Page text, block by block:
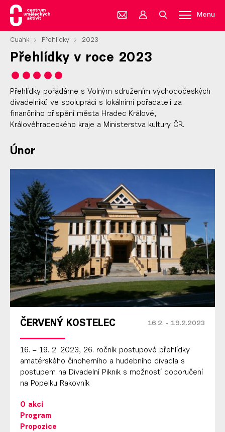
Menu
Cuahk Přehlídky 2023
Přehlídky v roce 2023
Přehlídky pořádáme s Volným sdružením východočeských
divadelníků ve spolupráci s lokálními pořadateli za
finančního přispění města Hradec Králové,
Královéhradeckého kraje a Ministerstva kultury ČR.
Únor
ČERVENÝ KOSTELEC 16.2. - 19.2.2023
16. – 19. 2. 2023, 26. ročník postupové přehlídky
amatérského činoherního a hudebního divadla s
postupem na Divadelní Piknik s možností doporučení
na Popelku Rakovník
O akci
Program
Propozice